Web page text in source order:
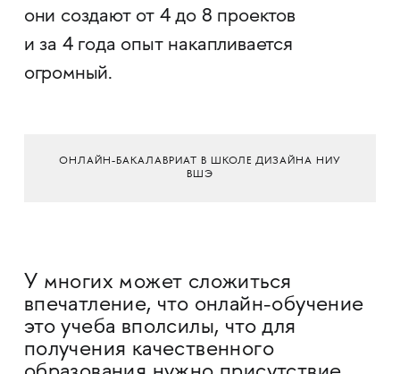
они создают от 4 до 8 проектов
и за 4 года опыт накапливается
огромный.
ОНЛАЙН-БАКАЛАВРИАТ В ШКОЛЕ ДИЗАЙНА НИУ
ВШЭ
У многих может сложиться
впечатление, что онлайн-обучение
это учеба вполсилы, что для
получения качественного